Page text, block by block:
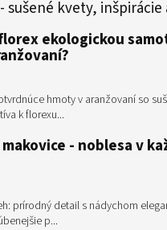
sušené kvety,
ekologickou
hmoty v aranžovaní so
k florexu...
- noblesa v
prírodný detail s nádychom
p...